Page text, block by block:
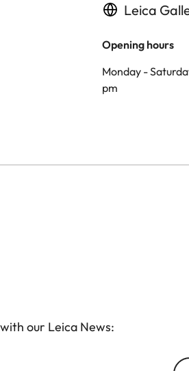
Leica
Opening hours
Monday -
pm
our Leica News: